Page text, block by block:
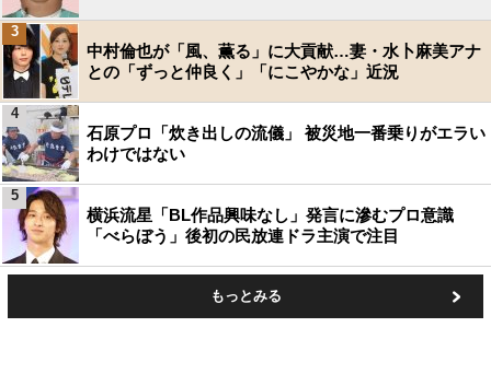
中村倫也が「風、薫る」に大貢献…妻・水卜麻美アナ
との「ずっと仲良く」「にこやかな」近況
3
石原プロ「炊き出しの流儀」 被災地一番乗りがエラい
わけではない
4
横浜流星「BL作品興味なし」発言に滲むプロ意識
「べらぼう」後初の民放連ドラ主演で注目
5
もっとみる